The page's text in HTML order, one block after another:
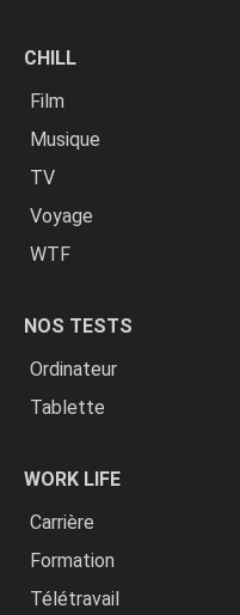
CHILL
Film
Musique
TV
Voyage
WTF
NOS TESTS
Ordinateur
Tablette
WORK LIFE
Carrière
Formation
Télétravail